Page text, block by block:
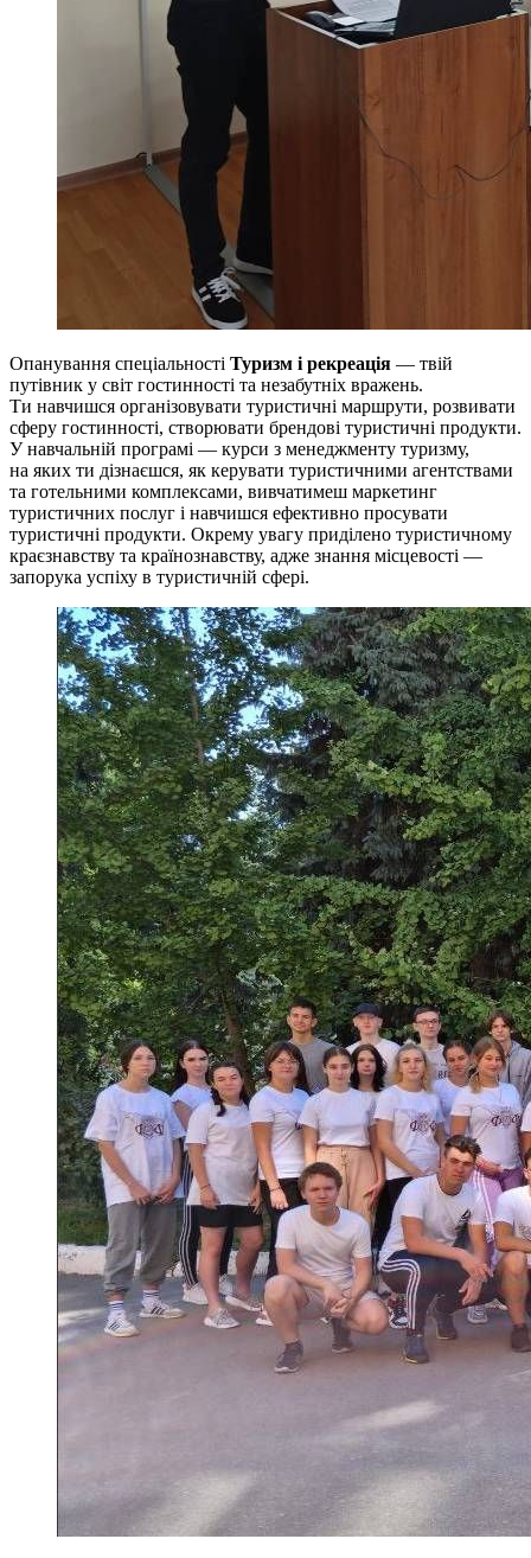
Опанування спеціальності Туризм і рекреація — твій
путівник у світ гостинності та незабутніх вражень.
Ти навчишся організовувати туристичні маршрути, розвивати
сферу гостинності, створювати брендові туристичні продукти.
У навчальній програмі — курси з менеджменту туризму,
на яких ти дізнаєшся, як керувати туристичними агентствами
та готельними комплексами, вивчатимеш маркетинг
туристичних послуг і навчишся ефективно просувати
туристичні продукти. Окрему увагу приділено туристичному
краєзнавству та країнознавству, адже знання місцевості —
запорука успіху в туристичній сфері.